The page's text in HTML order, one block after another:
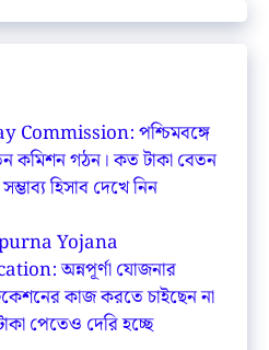
Commission: পশ্চিমবঙ্গে
কমিশন গঠন। কত টাকা বেতন
হিসাব দেখে নিন
Yojana
অন্নপূর্ণা যোজনার
কাজ করতে চাইছেন না
পেতেও দেরি হচ্ছে